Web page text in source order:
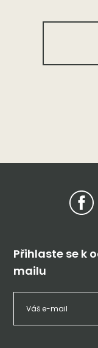
Přihlaste se k
mailu